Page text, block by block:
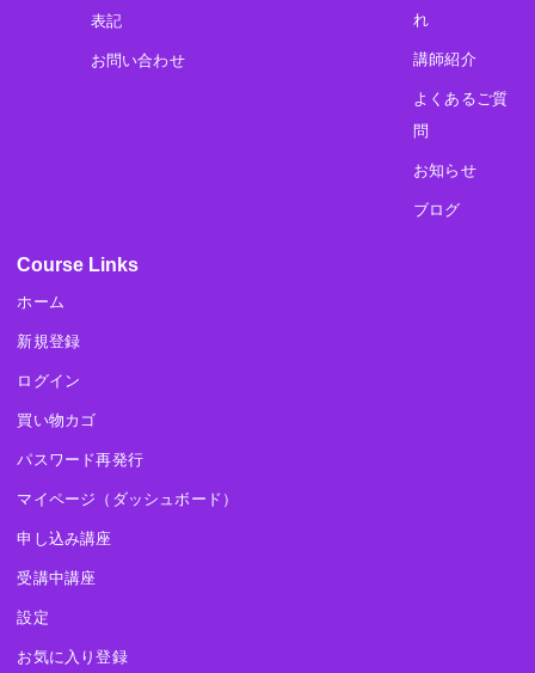
表記
お問い合わせ
れ
講師紹介
よくあるご質
問
お知らせ
ブログ
Course Links
ホーム
新規登録
ログイン
買い物カゴ
パスワード再発行
マイページ（ダッシュボード）
申し込み講座
受講中講座
設定
お気に入り登録